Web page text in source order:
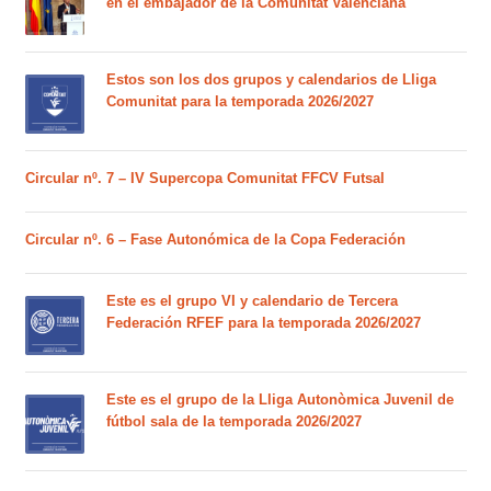
Estos son los dos grupos y calendarios de Lliga
Comunitat para la temporada 2026/2027
Circular nº. 7 – IV Supercopa Comunitat FFCV Futsal
Circular nº. 6 – Fase Autonómica de la Copa Federación
Este es el grupo VI y calendario de Tercera
Federación RFEF para la temporada 2026/2027
Este es el grupo de la Lliga Autonòmica Juvenil de
fútbol sala de la temporada 2026/2027